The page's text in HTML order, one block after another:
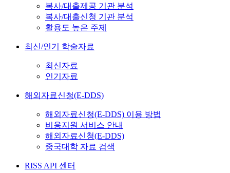
복사/대출제공 기관 분석
복사/대출신청 기관 분석
활용도 높은 주제
최신/인기 학술자료
최신자료
인기자료
해외자료신청(E-DDS)
해외자료신청(E-DDS) 이용 방법
비용지원 서비스 안내
해외자료신청(E-DDS)
중국대학 자료 검색
RISS API 센터